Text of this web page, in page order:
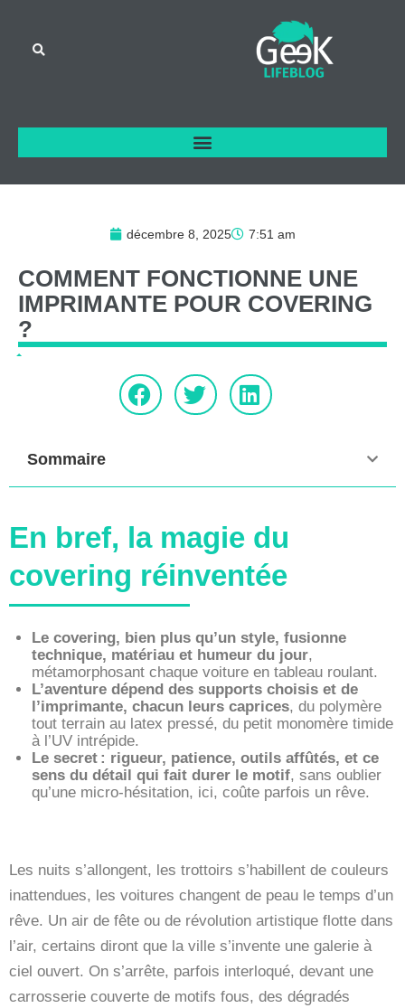
décembre 8, 2025 7:51 am
COMMENT FONCTIONNE UNE
IMPRIMANTE POUR COVERING
?
Sommaire
En bref, la magie du
covering réinventée
Le covering, bien plus qu’un style, fusionne
technique, matériau et humeur du jour,
métamorphosant chaque voiture en tableau roulant.
L’aventure dépend des supports choisis et de
l’imprimante, chacun leurs caprices, du polymère
tout terrain au latex pressé, du petit monomère timide
à l’UV intrépide.
Le secret : rigueur, patience, outils affûtés, et ce
sens du détail qui fait durer le motif, sans oublier
qu’une micro-hésitation, ici, coûte parfois un rêve.
Les nuits s’allongent, les trottoirs s’habillent de couleurs
inattendues, les voitures changent de peau le temps d’un
rêve. Un air de fête ou de révolution artistique flotte dans
l’air, certains diront que la ville s’invente une galerie à
ciel ouvert. On s’arrête, parfois interloqué, devant une
carrosserie couverte de motifs fous, des dégradés